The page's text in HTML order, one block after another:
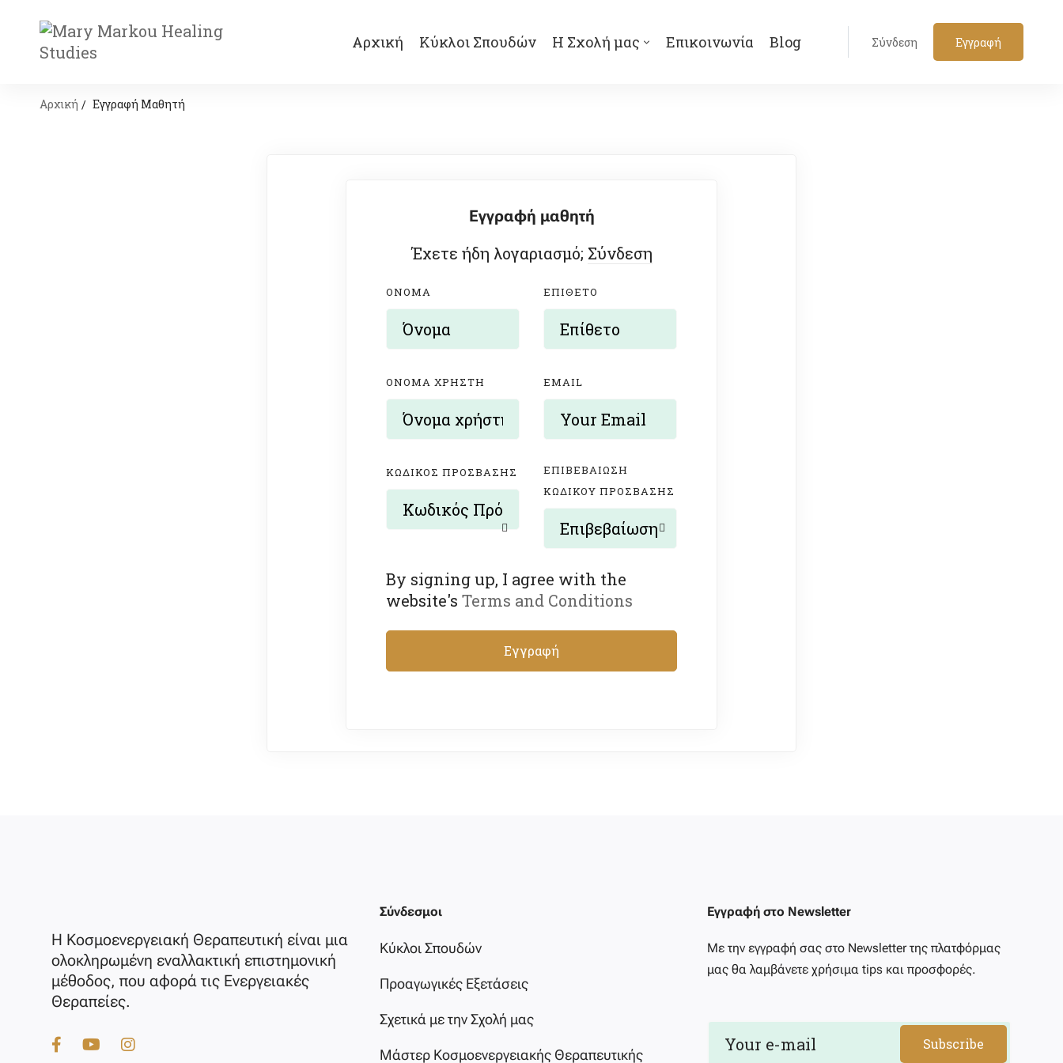
Αρχική Κύκλοι Σπουδών Η Σχολή μας Επικοινωνία Blog Σύνδεση Εγγραφή
Αρχική Εγγραφή Μαθητή
Εγγραφή μαθητή
Έχετε ήδη λογαριασμό; Σύνδεση
ΌΝΟΜΑ ΕΠΊΘΕΤΟ
ΌΝΟΜΑ ΧΡΉΣΤΗ EMAIL
ΚΩΔΙΚΌΣ ΠΡΌΣΒΑΣΗΣ
ΕΠΙΒΕΒΑΊΩΣΗ
ΚΩΔΙΚΟΎ ΠΡΌΣΒΑΣΗΣ
By signing up, I agree with the
website's Terms and Conditions
Εγγραφή
Η Κοσμοενεργειακή Θεραπευτική είναι μια
ολοκληρωμένη εναλλακτική επιστημονική
μέθοδος, που αφορά τις Ενεργειακές
Θεραπείες.
Σύνδεσμοι
Κύκλοι Σπουδών
Προαγωγικές Εξετάσεις
Σχετικά με την Σχολή μας
Μάστερ Κοσμοενεργειακής Θεραπευτικής
Εγγραφή στο Newsletter
Με την εγγραφή σας στο Newsletter της πλατφόρμας
μας θα λαμβάνετε χρήσιμα tips και προσφορές.
Subscribe